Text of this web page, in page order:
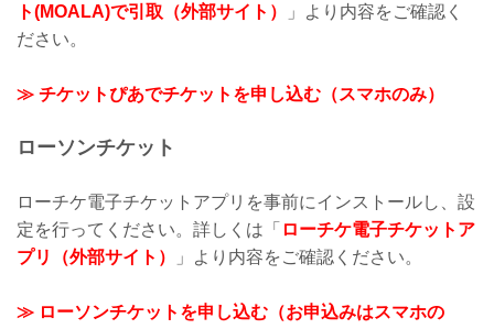
ト(MOALA)で引取（外部サイト）
」より内容をご確認く
ださい。
≫ チケットぴあでチケットを申し込む（スマホのみ）
ローソンチケット
ローチケ電子チケットアプリを事前にインストールし、設
定を行ってください。詳しくは「 ローチケ電子チケットア
プリ（外部サイト）
」より内容をご確認ください。
≫ ローソンチケットを申し込む（お申込みはスマホの